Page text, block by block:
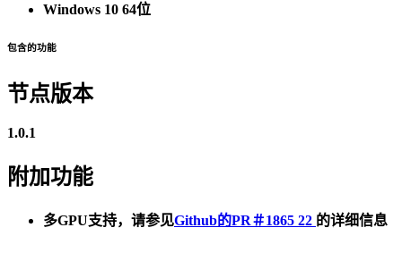
Windows 10 64位
包含的功能
节点版本
1.0.1
附加功能
多GPU支持，请参见Github的PR＃1865 22 的详细信息